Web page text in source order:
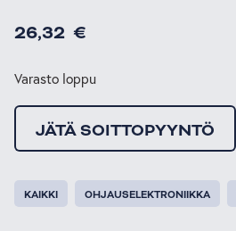
26,32 €
Varasto loppu
JÄTÄ SOITTOPYYNTÖ
KAIKKI OHJAUSELEKTRONIIKKA